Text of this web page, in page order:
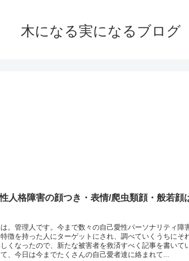
木になる実になるブログ
人格障害の顔つき・表情/爬虫類顔・般若顔
。管理人です。今まで数々の自己愛性パーソナリティ障
徴を持った人にターゲットにされ、調べていくうちにそ
くなったので、新たな被害者を救済すべく記事を書いて
、今日は今までたくさんの自己愛者達に絡まれて...